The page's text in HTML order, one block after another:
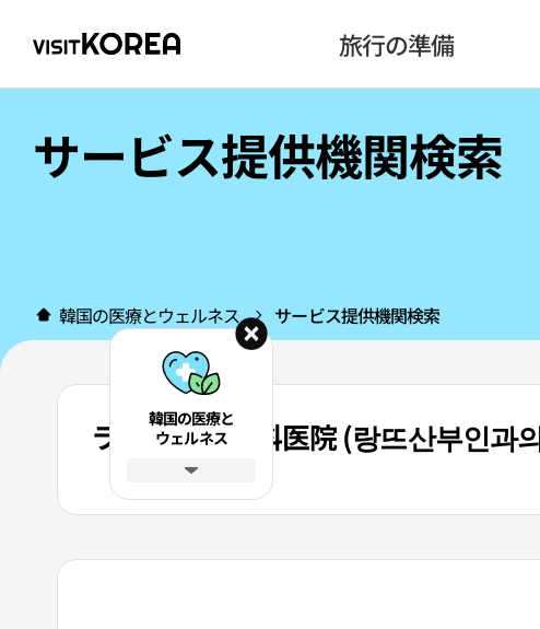
旅行の準備
サービス提供機関検索
韓国の医療とウェルネス サービス提供機関検索
ランテ産婦人科医院 (랑뜨산부인과
韓国の医療と
ウェルネス